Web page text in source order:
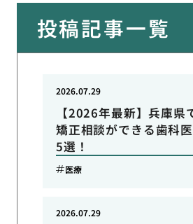
投稿記事一覧
【2026年最新】兵庫県
矯正相談ができる歯科
5選！
2026.07.29
医療
2026.07.29